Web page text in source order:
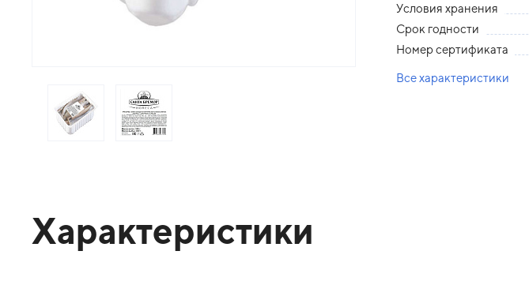
Условия хранения
Срок годности
Номер сертификата
Все характеристики
Характеристики